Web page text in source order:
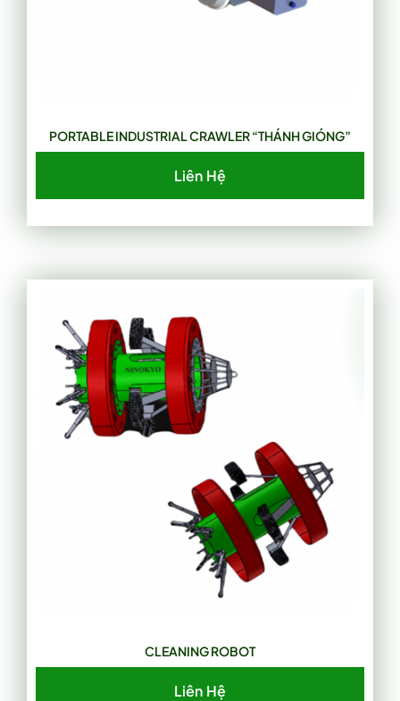
PORTABLE INDUSTRIAL CRAWLER “THÁNH GIÓNG”
Liên Hệ
CLEANING ROBOT
Liên Hệ